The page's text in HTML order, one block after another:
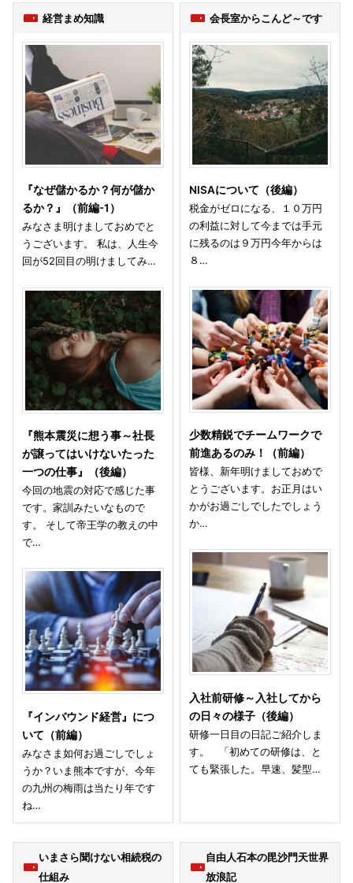
経営まめ知識
『なぜ儲かるか？何が儲か
るか？』（前編-1）
みなさま明けましておめでと
うございます。 私は、人生今
回が52回目の明けましてみ…
『熊本震災に想う事～社長
が譲ってはいけないたった
一つの仕事』（後編）
今回の地震の対応で感じた事
です。家訓みたいなもので
す。 そして帝王学の教えの中
で…
『インバウンド経営』につ
いて（前編）
みなさま如何お過ごしでしょ
うか？いま熊本ですが、今年
の九州の梅雨は当たり年です
ね…
会長室からこんど～です
NISAについて（後編）
税金がゼロになる、１０万円
の利益に対して今までは手元
に残るのは９万円今年からは
８…
少数精鋭でチームワークで
前進あるのみ！（前編）
皆様、新年明けましておめで
とうございます。お正月はい
かがお過ごしでしたでしょう
か…
入社前研修～入社してから
の日々の様子（後編）
研修一日目の日記ご紹介しま
す。 「初めての研修は、と
ても緊張した。早速、髪型…
いまさら聞けない相続税の
仕組み
自由人石本の毘沙門天世界
放浪記